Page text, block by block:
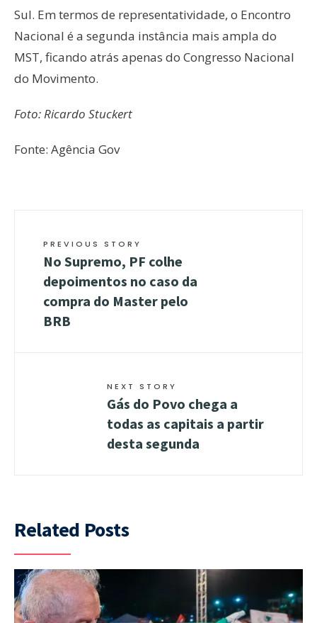
Sul. Em termos de representatividade, o Encontro
Nacional é a segunda instância mais ampla do
MST, ficando atrás apenas do Congresso Nacional
do Movimento.
Foto: Ricardo Stuckert
Fonte: Agência Gov
PREVIOUS STORY
No Supremo, PF colhe
depoimentos no caso da
compra do Master pelo
BRB
NEXT STORY
Gás do Povo chega a
todas as capitais a partir
desta segunda
Related Posts